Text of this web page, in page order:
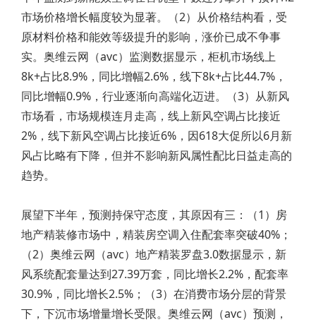
市场价格增长幅度较为显著。（2）从价格结构看，受
原材料价格和能效等级提升的影响，涨价已成不争事
实。奥维云网（avc）监测数据显示，柜机市场线上
8k+占比8.9%，同比增幅2.6%，线下8k+占比44.7%，
同比增幅0.9%，行业逐渐向高端化迈进。（3）从新风
市场看，市场规模连月走高，线上新风空调占比接近
2%，线下新风空调占比接近6%，因618大促所以6月新
风占比略有下降，但并不影响新风属性配比日益走高的
趋势。
展望下半年，预测持保守态度，其原因有三：（1）房
地产精装修市场中，精装房空调入住配套率突破40%；
（2）奥维云网（avc）地产精装罗盘3.0数据显示，新
风系统配套量达到27.39万套，同比增长2.2%，配套率
30.9%，同比增长2.5%；（3）在消费市场分层的背景
下，下沉市场增量增长受限。奥维云网（avc）预测，